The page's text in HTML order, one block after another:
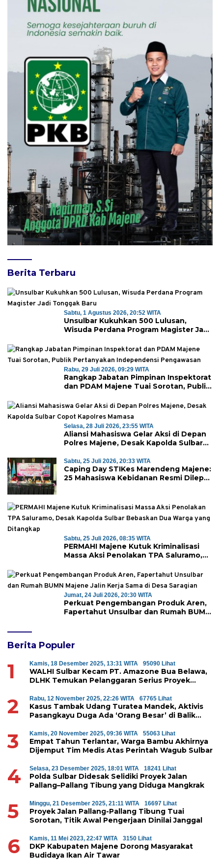
Berita Terbaru
Sabtu, 1 Agustus 2026, 20:52 WITA
Unsulbar Kukuhkan 500 Lulusan,
Wisuda Perdana Program Magister Jadi
Rabu, 29 Juli 2026, 09:29 WITA
Rangkap Jabatan Pimpinan Inspektorat
dan PDAM Majene Tuai Sorotan, Publik
Pengawasan
Selasa, 28 Juli 2026, 23:55 WITA
Aliansi Mahasiswa Gelar Aksi di Depan
Polres Majene, Desak Kapolda Sulbar
Sabtu, 25 Juli 2026, 20:33 WITA
Caping Day STIKes Marendeng Majene:
25 Mahasiswa Kebidanan Resmi Dilepas
Sabtu, 25 Juli 2026, 08:35 WITA
PERMAHI Majene Kutuk Kriminalisasi
Massa Aksi Penolakan TPA Saluramo,
Warga yang Ditangkap
Jumat, 24 Juli 2026, 20:30 WITA
Perkuat Pengembangan Produk Aren,
Fapertahut Unsulbar dan Rumah BUMN
Berita Populer
1 Kamis, 18 Desember 2025, 13:31 WITA 95090 Lihat
WALHI Sulbar Kecam PT. Amazone Bua Belawa,
DLHK Temukan Pelanggaran Serius Proyek
2 Rabu, 12 November 2025, 22:26 WITA 67765 Lihat
Kasus Tambak Udang Turatea Mandek, Aktivis
Pasangkayu Duga Ada ‘Orang Besar’ di Balik
3 Kamis, 20 November 2025, 09:36 WITA 55063 Lihat
Empat Tahun Terlantar, Warga Bambu Akhirnya
Dijemput Tim Medis Atas Perintah Wagub Sulbar
4 Selasa, 23 Desember 2025, 18:01 WITA 18241 Lihat
Polda Sulbar Didesak Selidiki Proyek Jalan
Pallang–Pallang Tibung yang Diduga Mangkrak
5 Minggu, 21 Desember 2025, 21:11 WITA 16697 Lihat
Proyek Jalan Pallang-Pallang Tibung Tuai
Sorotan, Titik Awal Pengerjaan Dinilai Janggal
6 Kamis, 11 Mei 2023, 22:47 WITA 3150 Lihat
DKP Kabupaten Majene Dorong Masyarakat
Budidaya Ikan Air Tawar